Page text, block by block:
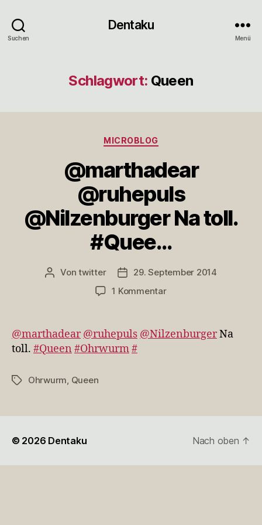
Suchen
Dentaku
Menü
Schlagwort: Queen
Kategorien
MICROBLOG
@marthadear
@ruhepuls
@Nilzenburger Na toll.
#Quee…
Beitragsautor
Vontwitter Veröffentlichungsdatum
29. September 2014
1 Kommentarzu
@Nilzenburger
Na
@marthadear @ruhepuls @NilzenburgerNa
toll. #Queen #Ohrwurm#
Schlagwörter
Ohrwurm Queen
© 2026 Dentaku Nach oben ↑